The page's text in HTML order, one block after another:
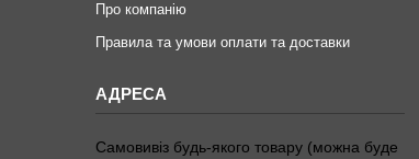
Про компанію
Правила та умови оплати та доставки
Самовивіз будь-якого товару (можна буде